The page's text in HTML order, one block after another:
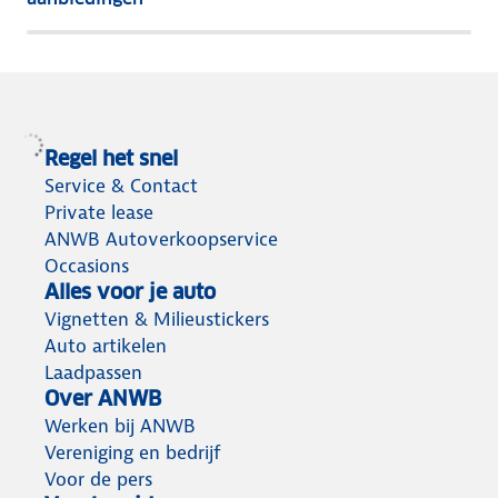
meeste
Regel het snel
Service & Contact
Private lease
ANWB Autoverkoopservice
Occasions
Alles voor je auto
Vignetten & Milieustickers
Auto artikelen
Laadpassen
Over ANWB
Werken bij ANWB
Vereniging en bedrijf
Voor de pers